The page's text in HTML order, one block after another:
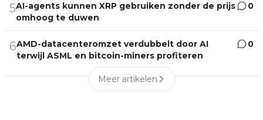
5AI-agents kunnen XRP gebruiken zonder de prijs
omhoog te duwen
0
6AMD-datacenteromzet verdubbelt door AI
terwijl ASML en bitcoin-miners profiteren
0
Meer artikelen